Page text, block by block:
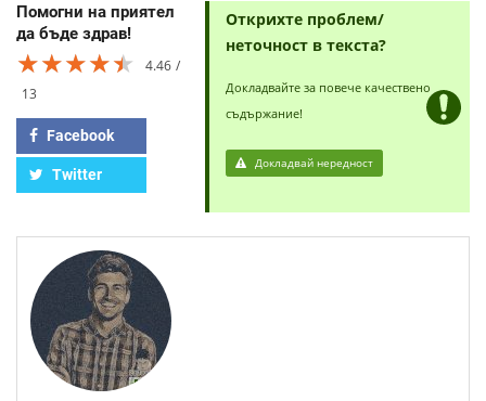
Помогни на приятел
да бъде здрав!
★★★★★
★★★★★
★★★★★
4.46
13
Facebook
Twitter
Открихте проблем/
неточност в текста?
Докладвайте за повече качествено
съдържание!
Докладвай нередност